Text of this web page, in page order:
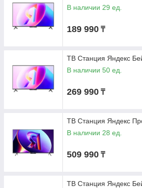
В наличии 29 ед.
189 990 ₸
ТВ Станция Яндекс
В наличии 50 ед.
269 990 ₸
ТВ Станция Яндекс
В наличии 28 ед.
509 990 ₸
ТВ Станция Яндекс